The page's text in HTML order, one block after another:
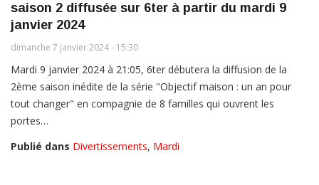
saison 2 diffusée sur 6ter à partir du mardi 9
janvier 2024
dimanche 7 janvier 2024 - 15:30
Mardi 9 janvier 2024 à 21:05, 6ter débutera la diffusion de la
2ème saison inédite de la série "Objectif maison : un an pour
tout changer" en compagnie de 8 familles qui ouvrent les
portes…
Publié dans Divertissements, Mardi